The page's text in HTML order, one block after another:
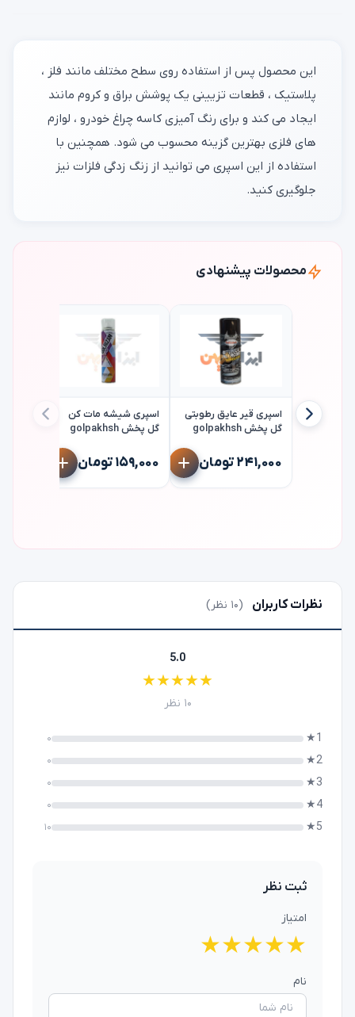
این محصول پس از استفاده روی سطح مختلف مانند فلز ،
پلاستیک ، قطعات تزیینی یک پوشش براق و کروم مانند
ایجاد می کند و برای رنگ آمیزی کاسه چراغ خودرو ، لوازم
های فلزی بهترین گزینه محسوب می شود. همچنین با
استفاده از این اسپری می توانید از زنگ زدگی فلزات نیز
جلوگیری کنید.
محصولات پیشنهادی
اسپری قیر عایق رطوبتی
گل پخش golpakhsh
۲۴۱,۰۰۰ تومان
اسپری شیشه مات کن
گل پخش golpakhsh
۱۵۹,۰۰۰ تومان
نظرات کاربران (۱۰ نظر)
5.0
★
★
★
★
★
۱۰ نظر
1★ ۰
2★ ۰
3★ ۰
4★ ۰
5★ ۱۰
ثبت نظر
امتیاز
★
★
★
★
★
نام